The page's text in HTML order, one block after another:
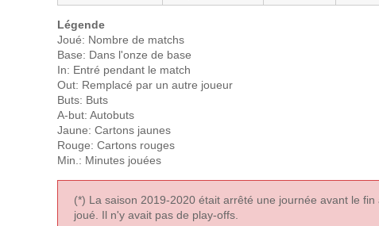
Légende
Joué: Nombre de matchs
Base: Dans l'onze de base
In: Entré pendant le match
Out: Remplacé par un autre joueur
Buts: Buts
A-but: Autobuts
Jaune: Cartons jaunes
Rouge: Cartons rouges
Min.: Minutes jouées
(*) La saison 2019-2020 était arrêté une journée avant le
joué. Il n'y avait pas de play-offs.